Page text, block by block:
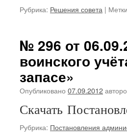
Рубрика: Решения совета |
№ 296 от
воинского
запасе»
Опубликовано 07.09.2012
Скачать
Рубрика: Постановления